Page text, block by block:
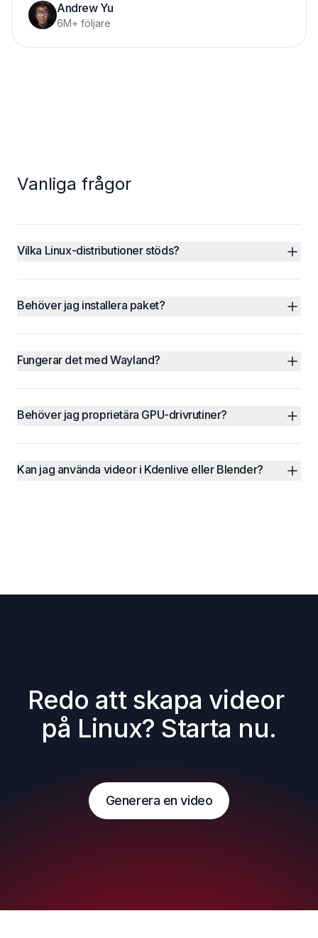
Andrew Yu
6M+ följare
Vanliga frågor
Vilka Linux-distributioner stöds?
Behöver jag installera paket?
Fungerar det med Wayland?
Behöver jag proprietära GPU-drivrutiner?
Kan jag använda videor i Kdenlive eller Blender?
Redo att skapa videor
på Linux? Starta nu.
Generera en video